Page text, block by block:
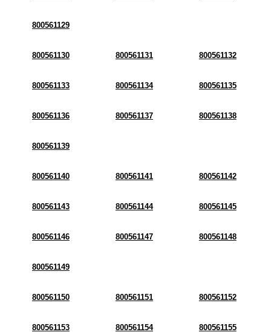
800561129
800561130 800561131 800561132
800561133 800561134 800561135
800561136 800561137 800561138
800561139
800561140 800561141 800561142
800561143 800561144 800561145
800561146 800561147 800561148
800561149
800561150 800561151 800561152
800561153 800561154 800561155